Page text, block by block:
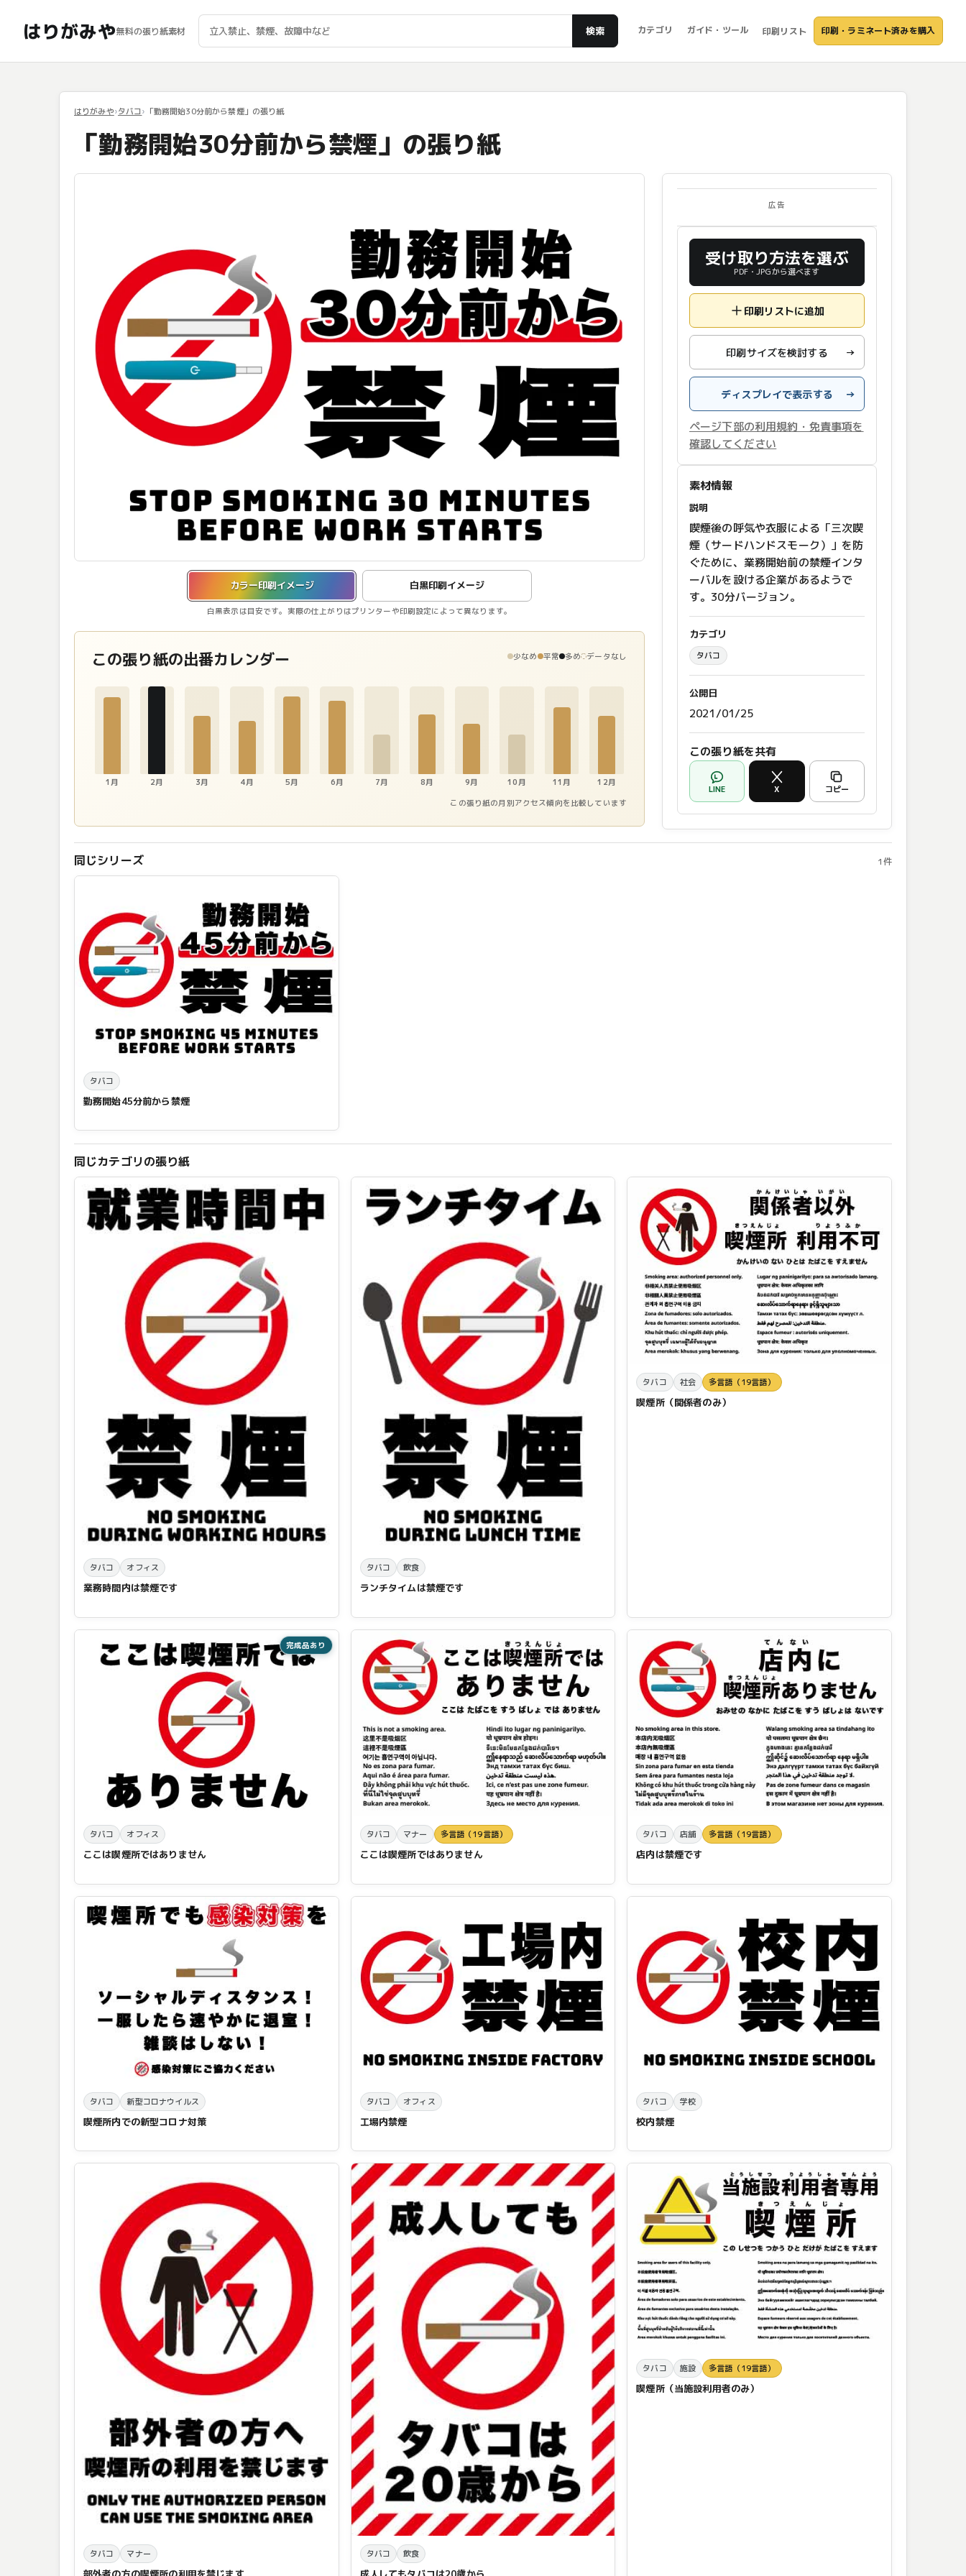
はりがみや無料の張り紙素材 検索 カテゴリ ガイド・ツール 印刷リスト 印刷・ラミネート済みを購入
はりがみや タバコ 「勤務開始30分前から禁煙」の張り紙
「勤務開始30分前から禁煙」の張り紙
カラー印刷イメージ 白黒印刷イメージ
白黒表示は目安です。実際の仕上がりはプリンターや印刷設定によって異なります。
カラー印刷イメージを表示しています。
この張り紙の出番カレンダー 少なめ 平常 多め データなし
1月 2月 3月 4月 5月 6月 7月 8月 9月 10月 11月 12月
この張り紙の月別アクセス傾向を比較しています
広告
受け取り方法を選ぶ
PDF・JPGから選べます
印刷リストに追加
印刷サイズを検討する →
ディスプレイで表示する →
ページ下部の利用規約・免責事項を
確認してください
素材情報
説明
喫煙後の呼気や衣服による「三次喫
煙（サードハンドスモーク）」を防
ぐために、業務開始前の禁煙インタ
ーバルを設ける企業があるようで
す。30分バージョン。
カテゴリ
タバコ
公開日
2021/01/25
この張り紙を共有
LINE X コピー
同じシリーズ 1件
タバコ
勤務開始45分前から禁煙
同じカテゴリの張り紙
タバコ オフィス
業務時間内は禁煙です
タバコ 飲食
ランチタイムは禁煙です
タバコ 社会 多言語（19言語）
喫煙所（関係者のみ）
完成品あり
タバコ オフィス
ここは喫煙所ではありません
タバコ マナー 多言語（19言語）
ここは喫煙所ではありません
タバコ 店舗 多言語（19言語）
店内は禁煙です
タバコ 新型コロナウイルス
喫煙所内での新型コロナ対策
タバコ オフィス
工場内禁煙
タバコ 学校
校内禁煙
タバコ マナー タバコ 飲食
タバコ 施設 多言語（19言語）
喫煙所（当施設利用者のみ）